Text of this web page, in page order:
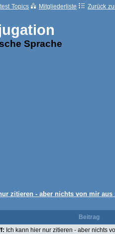
Topics Mitgliederliste
Zurück
Sprache
zitieren - aber nichts von mir aus
Beitrag
Ich kann hier nur zitieren - aber nichts